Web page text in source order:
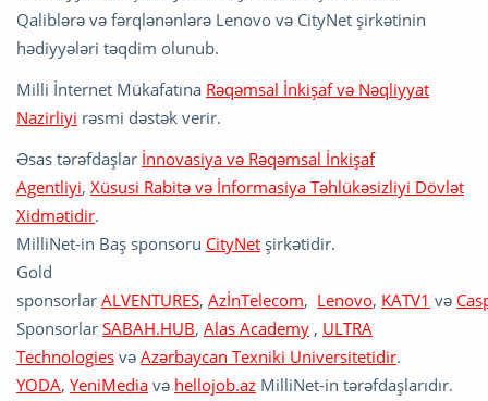
Qaliblərə və fərqlənənlərə Lenovo və CityNet şirkətinin
hədiyyələri təqdim olunub.
Milli İnternet Mükafatına Rəqəmsal İnkişaf və Nəqliyyat
Nazirliyi rəsmi dəstək verir.
Əsas tərəfdaşlar İnnovasiya və Rəqəmsal İnkişaf
Agentliyi, Xüsusi Rabitə və İnformasiya Təhlükəsizliyi Dövlət
Xidmətidir.
MilliNet-in Baş sponsoru CityNet şirkətidir.
Gold
sponsorlar ALVENTURES, AzİnTelecom, Lenovo, KATV1 və
Sponsorlar SABAH.HUB, Alas Academy , ULTRA
Technologies və Azərbaycan Texniki Universitetidir.
YODA, YeniMedia və hellojob.az MilliNet-in tərəfdaşlarıdır.